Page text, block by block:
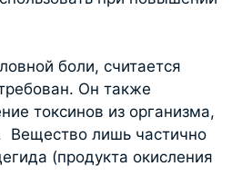
боли, считается
Он также
токсинов из организма,
Вещество лишь частично
(продукта окисления